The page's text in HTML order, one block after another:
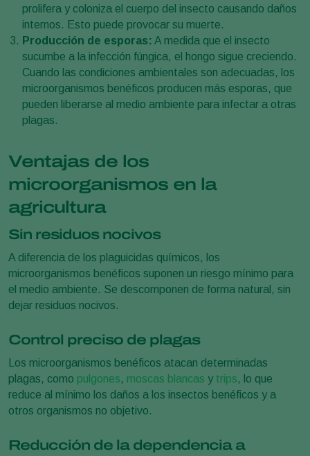
prolifera y coloniza el cuerpo del insecto causando daños
internos. Esto puede provocar su muerte.
Producción de esporas: A medida que el insecto
sucumbe a la infección fúngica, el hongo sigue creciendo.
Cuando las condiciones ambientales son adecuadas, los
microorganismos benéficos producen más esporas, que
pueden liberarse al medio ambiente para infectar a otras
plagas.
Ventajas de los
microorganismos en la
agricultura
Sin residuos nocivos
A diferencia de los plaguicidas químicos, los
microorganismos benéficos suponen un riesgo mínimo para
el medio ambiente. Se descomponen de forma natural, sin
dejar residuos nocivos.
Control preciso de plagas
Los microorganismos benéficos atacan determinadas
plagas, como pulgones, moscas blancas y trips, lo que
reduce al mínimo los daños a los insectos benéficos y a
otros organismos no objetivo.
Reducción de la dependencia a